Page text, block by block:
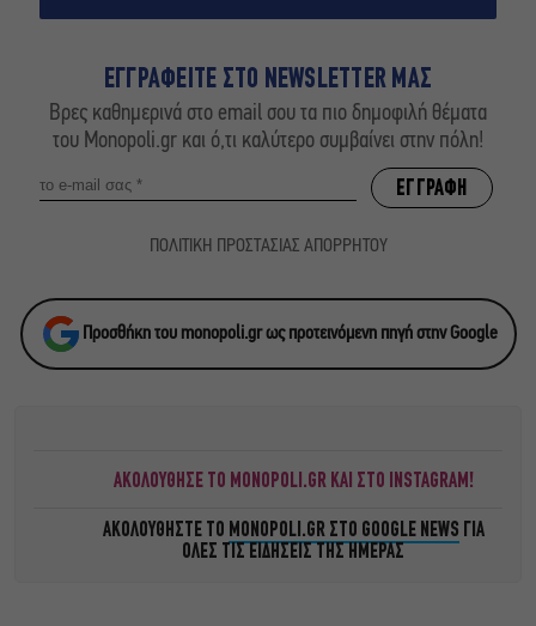
ΕΓΓΡΑΦΕΙΤΕ ΣΤΟ NEWSLETTER ΜΑΣ
Βρες καθημερινά στο email σου τα πιο δημοφιλή θέματα
του Monopoli.gr και ό,τι καλύτερο συμβαίνει στην πόλη!
ΠΟΛΙΤΙΚΗ ΠΡΟΣΤΑΣΙΑΣ ΑΠΟΡΡΗΤΟΥ
Προσθήκη του monopoli.gr ως προτεινόμενη πηγή στην Google
ΑΚΟΛΟΥΘΗΣΕ ΤΟ MONOPOLI.GR ΚΑΙ ΣΤΟ INSTAGRAM!
ΑΚΟΛΟΥΘΗΣΤΕ ΤΟ MONOPOLI.GR ΣΤΟ GOOGLE NEWS ΓΙΑ
ΟΛΕΣ ΤΙΣ ΕΙΔΗΣΕΙΣ ΤΗΣ ΗΜΕΡΑΣ